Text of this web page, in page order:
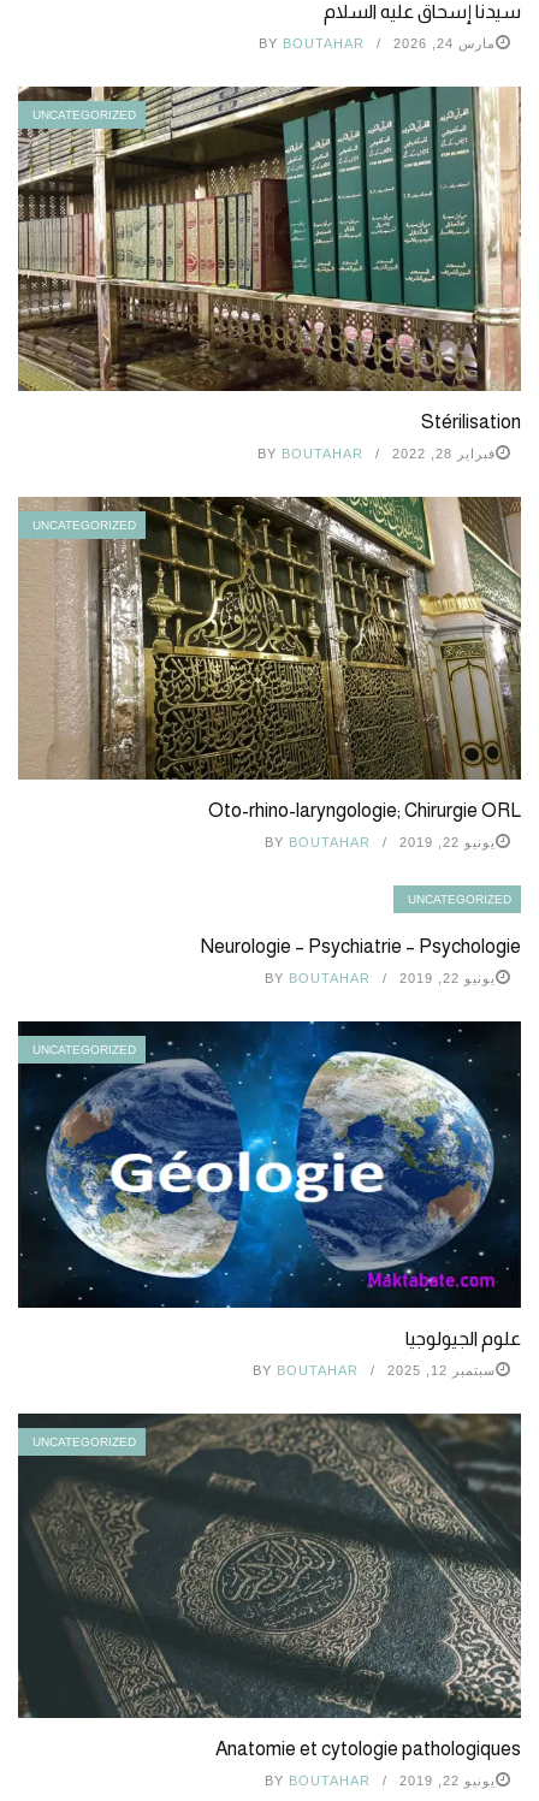
سيدنا إسحاق عليه السلام
مارس 24, 2026 BY BOUTAHAR
UNCATEGORIZED
Stérilisation
فبراير 28, 2022 BY BOUTAHAR
UNCATEGORIZED
Oto-rhino-laryngologie; Chirurgie ORL
يونيو 22, 2019 BY BOUTAHAR
UNCATEGORIZED
Neurologie – Psychiatrie – Psychologie
يونيو 22, 2019 BY BOUTAHAR
UNCATEGORIZED
علوم الجيولوجيا
سبتمبر 12, 2025 BY BOUTAHAR
UNCATEGORIZED
Anatomie et cytologie pathologiques
يونيو 22, 2019 BY BOUTAHAR